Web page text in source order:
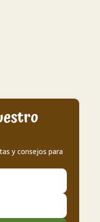
y consejos para